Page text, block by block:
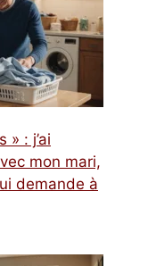
» : j’ai
mon mari,
demande à